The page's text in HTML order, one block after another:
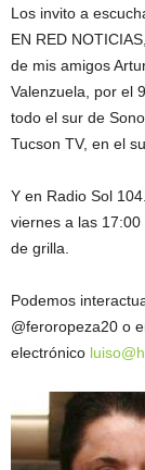
Los invito a
EN RED
de mis amigos
Valenzuela, por el
todo el sur de
Tucson TV, en el
Y en Radio Sol
viernes a las
de grilla.
Podemos
@feroropeza20 o
electrónico